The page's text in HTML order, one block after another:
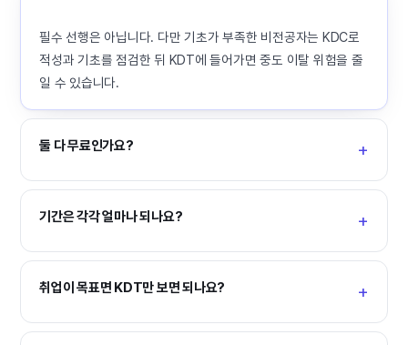
필수 선행은 아닙니다. 다만 기초가 부족한 비전공자는 KDC로
적성과 기초를 점검한 뒤 KDT에 들어가면 중도 이탈 위험을 줄
일 수 있습니다.
둘 다 무료인가요?
기간은 각각 얼마나 되나요?
취업이 목표면 KDT만 보면 되나요?